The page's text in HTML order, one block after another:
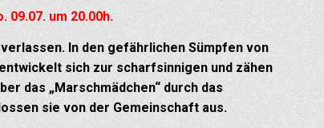
09.07. um 20.00h.
In den gefährlichen Sümpfen von
sich zur scharfsinnigen und zähen
das „Marschmädchen“ durch das
sie von der Gemeinschaft aus.